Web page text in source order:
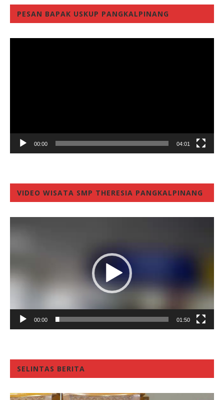
PESAN BAPAK USKUP PANGKALPINANG
00:00 04:01
VIDEO WISATA SMP THERESIA PANGKALPINANG
00:00 01:50
SELINTAS BERITA